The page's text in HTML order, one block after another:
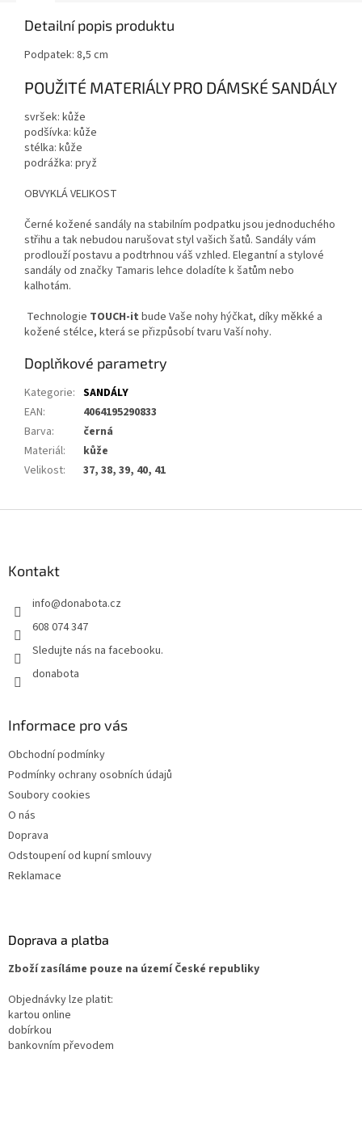
Detailní popis produktu
Podpatek: 8,5 cm
POUŽITÉ MATERIÁLY PRO DÁMSKÉ SANDÁLY
svršek: kůže
podšívka: kůže
stélka: kůže
podrážka: pryž
OBVYKLÁ VELIKOST
Černé kožené sandály na stabilním podpatku jsou jednoduchého
střihu a tak nebudou narušovat styl vašich šatů. Sandály vám
prodlouží postavu a podtrhnou váš vzhled. Elegantní a stylové
sandály od značky Tamaris lehce doladíte k šatům nebo
kalhotám.
Technologie TOUCH-it bude Vaše nohy hýčkat, díky měkké a
kožené stélce, která se přizpůsobí tvaru Vaší nohy.
Doplňkové parametry
Kategorie: SANDÁLY
EAN:
4064195290833
Barva:
černá
Materiál:
kůže
Velikost: 37, 38, 39, 40, 41
Kontakt
info@donabota.cz
608 074 347
Sledujte nás na facebooku.
donabota
Informace pro vás
Obchodní podmínky
Podmínky ochrany osobních údajů
Soubory cookies
O nás
Doprava
Odstoupení od kupní smlouvy
Reklamace
Doprava a platba
Zboží zasíláme pouze na území České republiky
Objednávky lze platit:
kartou online
dobírkou
bankovním převodem